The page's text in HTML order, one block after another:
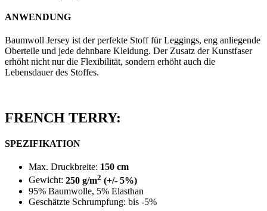
ANWENDUNG
Baumwoll Jersey ist der perfekte Stoff für Leggings, eng anliegende
Oberteile und jede dehnbare Kleidung. Der Zusatz der Kunstfaser
erhöht nicht nur die Flexibilität, sondern erhöht auch die
Lebensdauer des Stoffes.
FRENCH TERRY:
SPEZIFIKATION
Max. Druckbreite: 150 cm
Gewicht: 250 g/m2 (+/- 5%)
95% Baumwolle, 5% Elasthan
Geschätzte Schrumpfung: bis -5%